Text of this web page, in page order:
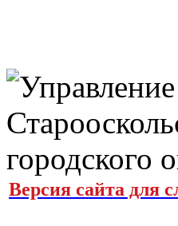
Версия сайта для